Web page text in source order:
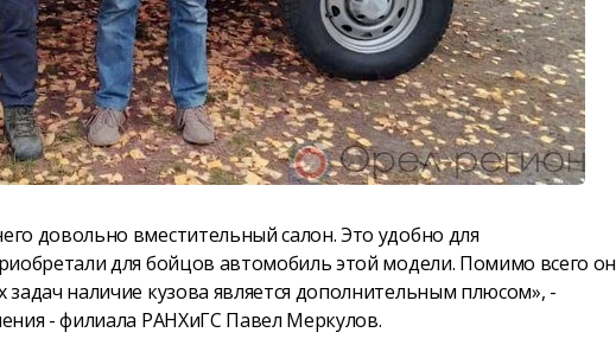
довольно вместительный салон. Это удобно для
для бойцов автомобиль этой модели. Помимо всего он
наличие кузова является дополнительным плюсом», -
- филиала РАНХиГС Павел Меркулов.